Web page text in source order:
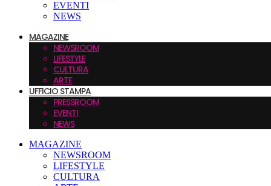
EVENTI
NEWS
MAGAZINE
NEWSROOM
LIFESTYLE
CULTURA
ARTE
UFFICIO STAMPA
PRESSROOM
EVENTI
NEWS
MAGAZINE
NEWSROOM
LIFESTYLE
CULTURA